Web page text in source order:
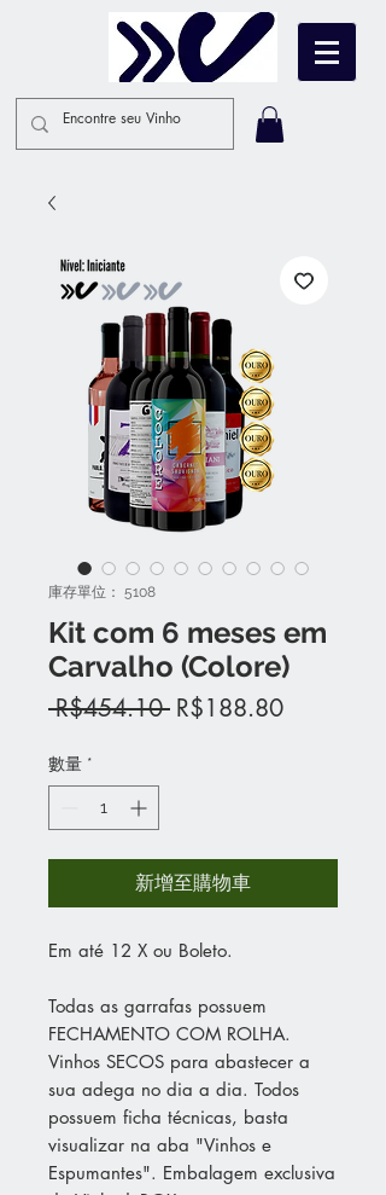
庫存單位： 5108
Kit com 6 meses em
Carvalho (Colore)
R$454.10 一
R$188.80促
數量 *
新增至購物車
Em até 12 X ou Boleto.
Todas as garrafas possuem
FECHAMENTO COM ROLHA.
Vinhos SECOS para abastecer a
sua adega no dia a dia. Todos
possuem ficha técnicas, basta
visualizar na aba "Vinhos e
Espumantes". Embalagem exclusiva